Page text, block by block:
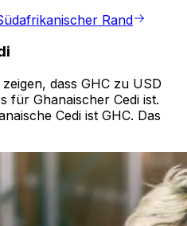
Rand
dass GHC zu USD
für Ghanaischer Cedi ist.
Cedi ist GHC. Das